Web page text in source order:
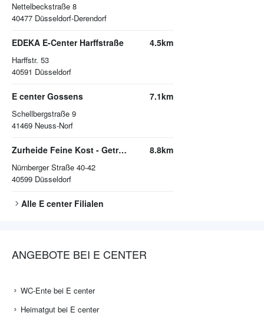
Nettelbeckstraße 8
40477 Düsseldorf-Derendorf
EDEKA E-Center Harffstraße
Harffstr. 53
40591 Düsseldorf
4.5km
E center Gossens
Schellbergstraße 9
41469 Neuss-Norf
7.1km
Zurheide Feine Kost - Getränkemarkt
Nürnberger Straße 40-42
40599 Düsseldorf
8.8km
Alle E centerFilialen
ANGEBOTE BEI E CENTER
WC-Ente bei E center
Heimatgut bei E center